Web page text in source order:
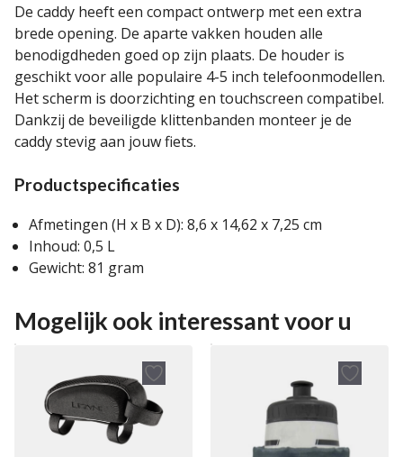
De caddy heeft een compact ontwerp met een extra
brede opening. De aparte vakken houden alle
benodigdheden goed op zijn plaats. De houder is
geschikt voor alle populaire 4-5 inch telefoonmodellen.
Het scherm is doorzichting en touchscreen compatibel.
Dankzij de beveiligde klittenbanden monteer je de
caddy stevig aan jouw fiets.
Productspecificaties
Afmetingen (H x B x D): 8,6 x 14,62 x 7,25 cm
Inhoud: 0,5 L
Gewicht: 81 gram
Mogelijk ook interessant voor u